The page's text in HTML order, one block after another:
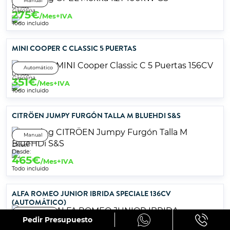
Gasolina
Desde:
275€/Mes+IVA
Todo incluido
MINI COOPER C CLASSIC 5 PUERTAS
Automático
Gasolina
Desde:
351€/Mes+IVA
Todo incluido
CITRÖEN JUMPY FURGÓN TALLA M BLUEHDI S&S
Manual
Diésel
Desde:
465€/Mes+IVA
Todo incluido
ALFA ROMEO JUNIOR IBRIDA SPECIALE 136CV
(AUTOMÁTICO)
Híbrido gasolina
Pedir Presupuesto